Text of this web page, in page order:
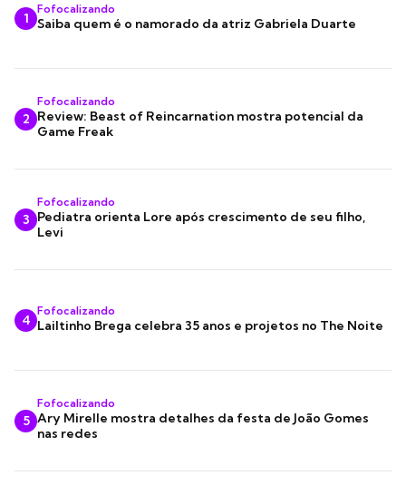
1
Fofocalizando
Saiba quem é o namorado da atriz Gabriela Duarte
2
Fofocalizando
Review: Beast of Reincarnation mostra potencial da
Game Freak
3
Fofocalizando
Pediatra orienta Lore após crescimento de seu filho,
Levi
4
Fofocalizando
Lailtinho Brega celebra 35 anos e projetos no The Noite
5
Fofocalizando
Ary Mirelle mostra detalhes da festa de João Gomes
nas redes